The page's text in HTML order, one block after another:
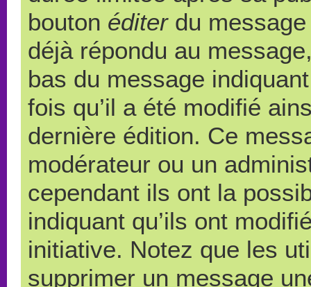
bouton éditerdu message
déjà répondu au
bas du message
fois qu’il a été modifié
dernière édition. Ce
modérateur ou un
cependant ils ont la
indiquant qu’ils ont
initiative. Notez que les
supprimer un message